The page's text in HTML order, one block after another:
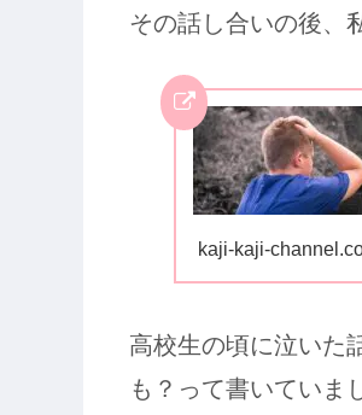
その話し合いの後、
kaji-kaji-
高校生の頃に泣いた
も？って書いていま